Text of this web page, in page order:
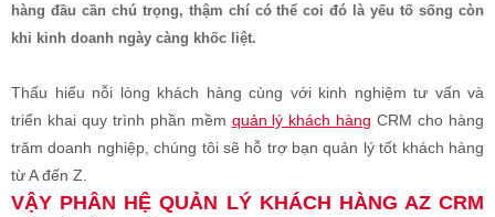
hàng đầu cần chú trọng, thậm chí có thể coi đó là yếu tố sống còn
khi kinh doanh ngày càng khốc liệt.
Thấu hiểu nỗi lòng khách hàng cùng với kinh nghiệm tư vấn và
triển khai quy trình phần mềm quản lý khách hàng CRM cho hàng
trăm doanh nghiệp, chúng tôi sẽ hỗ trợ bạn quản lý tốt khách hàng
từ A đến Z.
VẬY PHÂN HỆ QUẢN LÝ KHÁCH HÀNG AZ CRM